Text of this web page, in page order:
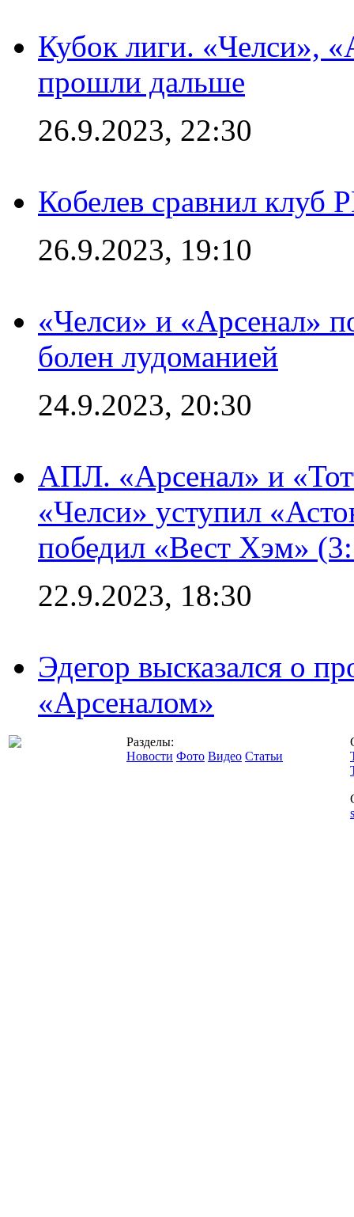
Кубок лиги. «Челси»,
прошли дальше
26.9.2023, 22:30
Кобелев сравнил клуб
26.9.2023, 19:10
«Челси» и «Арсенал»
болен лудоманией
24.9.2023, 20:30
АПЛ. «Арсенал» и
«Челси» уступил
победил «Вест Хэм»
22.9.2023, 18:30
Эдегор высказался о
«Арсеналом»
Разделы:
Новости Фото Видео Статьи